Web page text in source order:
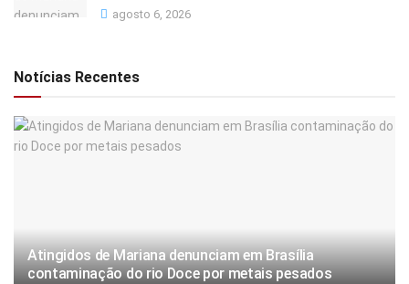
agosto 6, 2026
Notícias Recentes
Atingidos de Mariana denunciam em Brasília
contaminação do rio Doce por metais pesados